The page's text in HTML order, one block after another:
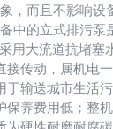
，而且不影响设
的立式排污泵
大流道抗堵塞水
动，属机电一
输送城市生活污
费用低；整机